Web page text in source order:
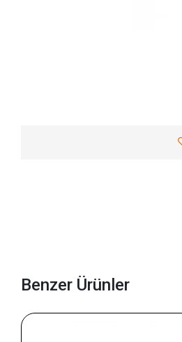
Benzer Ürünler